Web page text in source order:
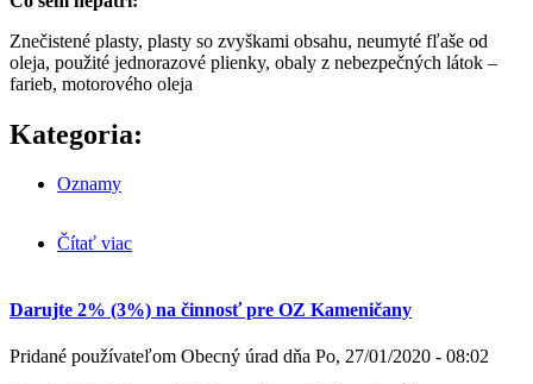
Znečistené plasty, plasty so zvyškami obsahu, neumyté fľaše od
oleja, použité jednorazové plienky, obaly z nebezpečných látok –
farieb, motorového oleja
Kategoria:
Oznamy
Čítať viac
Darujte 2% (3%) na činnosť pre OZ Kameničany
Pridané používateľom Obecný úrad dňa Po, 27/01/2020 - 08:02